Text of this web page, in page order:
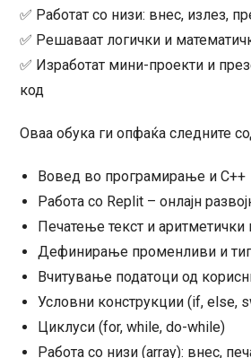
✅ Работат со низи: внес, излез,
✅ Решаваат логички и
✅ Изработат мини-проекти и
код
Оваа обука ги опфаќа следните
Вовед во програмирање и C++
Работа со Replit – онлајн
Печатење текст и
Дефинирање променливи и
Вчитување податоци од
Условни конструкции (if, else,
Циклуси (for, while, do-while)
Работа со низи (array): внес,